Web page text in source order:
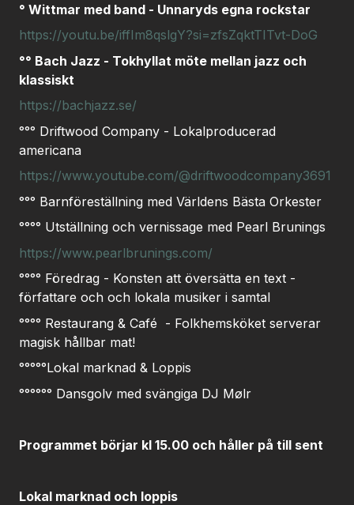
° Wittmar med band - Unnaryds egna rockstar
https://youtu.be/iffIm8qslgY?si=zfsZqktTITvt-DoG
°° Bach Jazz - Tokhyllat möte mellan jazz och
klassiskt
https://bachjazz.se/
°°° Driftwood Company - Lokalproducerad
americana
https://www.youtube.com/@driftwoodcompany3691
°°° Barnföreställning med Världens Bästa Orkester
°°°° Utställning och vernissage med Pearl Brunings
https://www.pearlbrunings.com/
°°°° Föredrag - Konsten att översätta en text -
författare och och lokala musiker i samtal
°°°° Restaurang & Café - Folkhemsköket serverar
magisk hållbar mat!
°°°°°Lokal marknad & Loppis
°°°°°° Dansgolv med svängiga DJ Mølr
Programmet börjar kl 15.00 och håller på till sent
Lokal marknad och loppis